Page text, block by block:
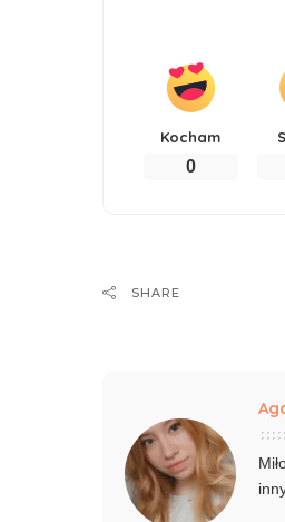
Kocham
0
SHARE